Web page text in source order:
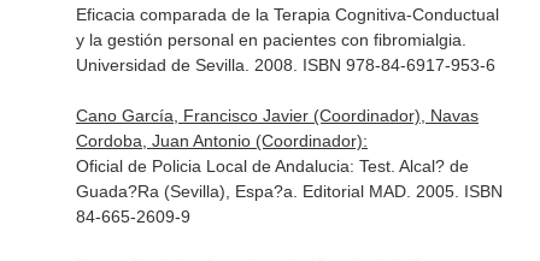
Eficacia comparada de la Terapia Cognitiva-Conductual
y la gestión personal en pacientes con fibromialgia.
Universidad de Sevilla. 2008. ISBN 978-84-6917-953-6
Cano García, Francisco Javier (Coordinador), Navas
Cordoba, Juan Antonio (Coordinador):
Oficial de Policia Local de Andalucia: Test. Alcal? de
Guada?Ra (Sevilla), Espa?a. Editorial MAD. 2005. ISBN
84-665-2609-9